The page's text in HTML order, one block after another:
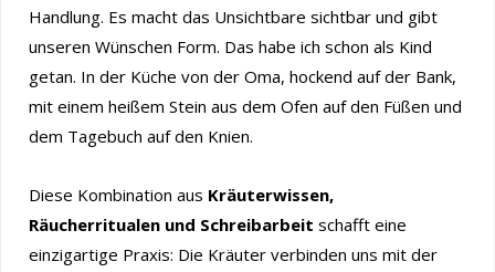
Handlung. Es macht das Unsichtbare sichtbar und gibt
unseren Wünschen Form. Das habe ich schon als Kind
getan. In der Küche von der Oma, hockend auf der Bank,
mit einem heißem Stein aus dem Ofen auf den Füßen und
dem Tagebuch auf den Knien.
Diese Kombination aus Kräuterwissen,
Räucherritualen und Schreibarbeit schafft eine
einzigartige Praxis: Die Kräuter verbinden uns mit der